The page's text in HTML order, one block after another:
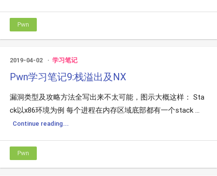
Pwn
2019-04-02 学习笔记
Pwn学习笔记9:栈溢出及NX
漏洞类型及攻略方法全写出来不太可能，图示大概这样： Sta
ck以x86环境为例 每个进程在内存区域底部都有一个stack ...
Continue reading...
Pwn